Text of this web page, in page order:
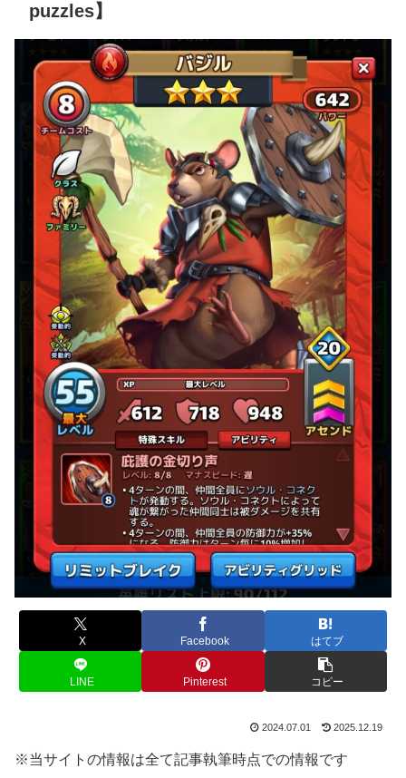
puzzles】
X Facebook はてブ
LINE Pinterest コピー
2024.07.01 2025.12.19
※当サイトの情報は全て記事執筆時点での情報です